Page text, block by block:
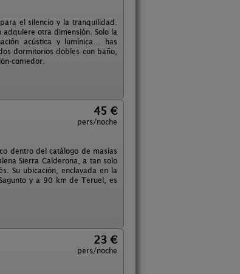
el silencio y la tranquilidad.
otra dimensión. Solo la
acústica y lumínica... has
dormitorios dobles con baño,
comedor.
45 €
pers/noche
dentro del catálogo de masías
Sierra Calderona, a tan solo
Su ubicación, enclavada en la
y a 90 km de Teruel, es
23 €
pers/noche